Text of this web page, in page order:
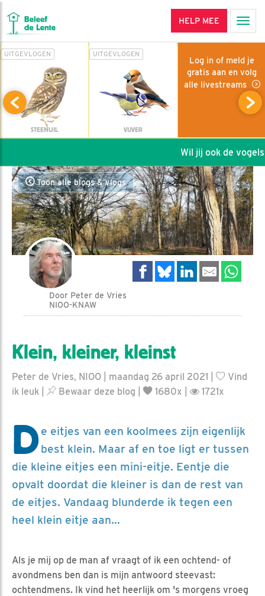
HELP MEE
UITGEVLOGEN
STEENUIL
UITGEVLOGEN
VIJVER
Log in of meld je
gratis aan en volg
alle livestreams
Wil jij ook de vogels
Toon alle blogs & vlogs
Door Peter de Vries
NIOO-KNAW
Klein, kleiner, kleinst
Peter de Vries, NIOO | maandag 26 april 2021 |
Vind
ik leuk
Bewaar deze blog 1680x | 1721x
De eitjes van een koolmees zijn eigenlijk
best klein. Maar af en toe ligt er tussen
die kleine eitjes een mini-eitje. Eentje die
opvalt doordat die kleiner is dan de rest van
de eitjes. Vandaag blunderde ik tegen een
heel klein eitje aan...
Als je mij op de man af vraagt of ik een ochtend- of
avondmens ben dan is mijn antwoord steevast:
ochtendmens. Ik vind het heerlijk om 's morgens vroeg